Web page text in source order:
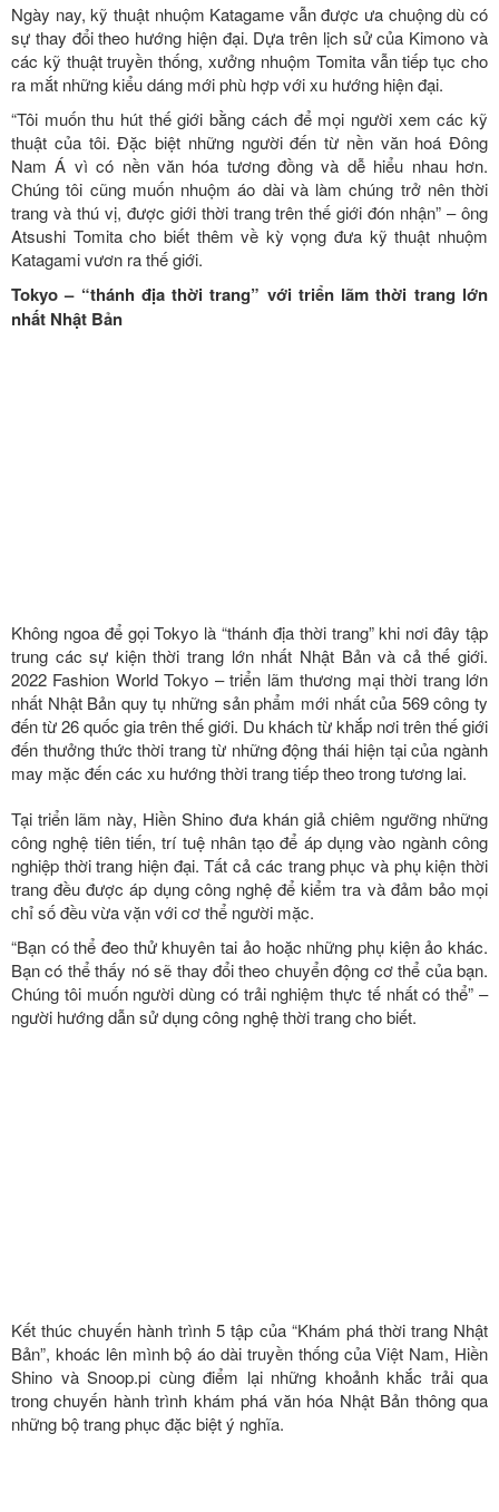
Ngày nay, kỹ thuật nhuộm Katagame vẫn được ưa chuộng dù có
sự thay đổi theo hướng hiện đại. Dựa trên lịch sử của Kimono và
các kỹ thuật truyền thống, xưởng nhuộm Tomita vẫn tiếp tục cho
ra mắt những kiểu dáng mới phù hợp với xu hướng hiện đại.
“Tôi muốn thu hút thế giới bằng cách để mọi người xem các kỹ
thuật của tôi. Đặc biệt những người đến từ nền văn hoá Đông
Nam Á vì có nền văn hóa tương đồng và dễ hiểu nhau hơn.
Chúng tôi cũng muốn nhuộm áo dài và làm chúng trở nên thời
trang và thú vị, được giới thời trang trên thế giới đón nhận” – ông
Atsushi Tomita cho biết thêm về kỳ vọng đưa kỹ thuật nhuộm
Katagami vươn ra thế giới.
Tokyo – “thánh địa thời trang” với triển lãm thời trang lớn
nhất Nhật Bản
Không ngoa để gọi Tokyo là “thánh địa thời trang” khi nơi đây tập
trung các sự kiện thời trang lớn nhất Nhật Bản và cả thế giới.
2022 Fashion World Tokyo – triển lãm thương mại thời trang lớn
nhất Nhật Bản quy tụ những sản phẩm mới nhất của 569 công ty
đến từ 26 quốc gia trên thế giới. Du khách từ khắp nơi trên thế giới
đến thưởng thức thời trang từ những động thái hiện tại của ngành
may mặc đến các xu hướng thời trang tiếp theo trong tương lai.
Tại triển lãm này, Hiền Shino đưa khán giả chiêm ngưỡng những
công nghệ tiên tiến, trí tuệ nhân tạo để áp dụng vào ngành công
nghiệp thời trang hiện đại. Tất cả các trang phục và phụ kiện thời
trang đều được áp dụng công nghệ để kiểm tra và đảm bảo mọi
chỉ số đều vừa vặn với cơ thể người mặc.
“Bạn có thể đeo thử khuyên tai ảo hoặc những phụ kiện ảo khác.
Bạn có thể thấy nó sẽ thay đổi theo chuyển động cơ thể của bạn.
Chúng tôi muốn người dùng có trải nghiệm thực tế nhất có thể” –
người hướng dẫn sử dụng công nghệ thời trang cho biết.
Kết thúc chuyến hành trình 5 tập của “Khám phá thời trang Nhật
Bản”, khoác lên mình bộ áo dài truyền thống của Việt Nam, Hiền
Shino và Snoop.pi cùng điểm lại những khoảnh khắc trải qua
trong chuyến hành trình khám phá văn hóa Nhật Bản thông qua
những bộ trang phục đặc biệt ý nghĩa.